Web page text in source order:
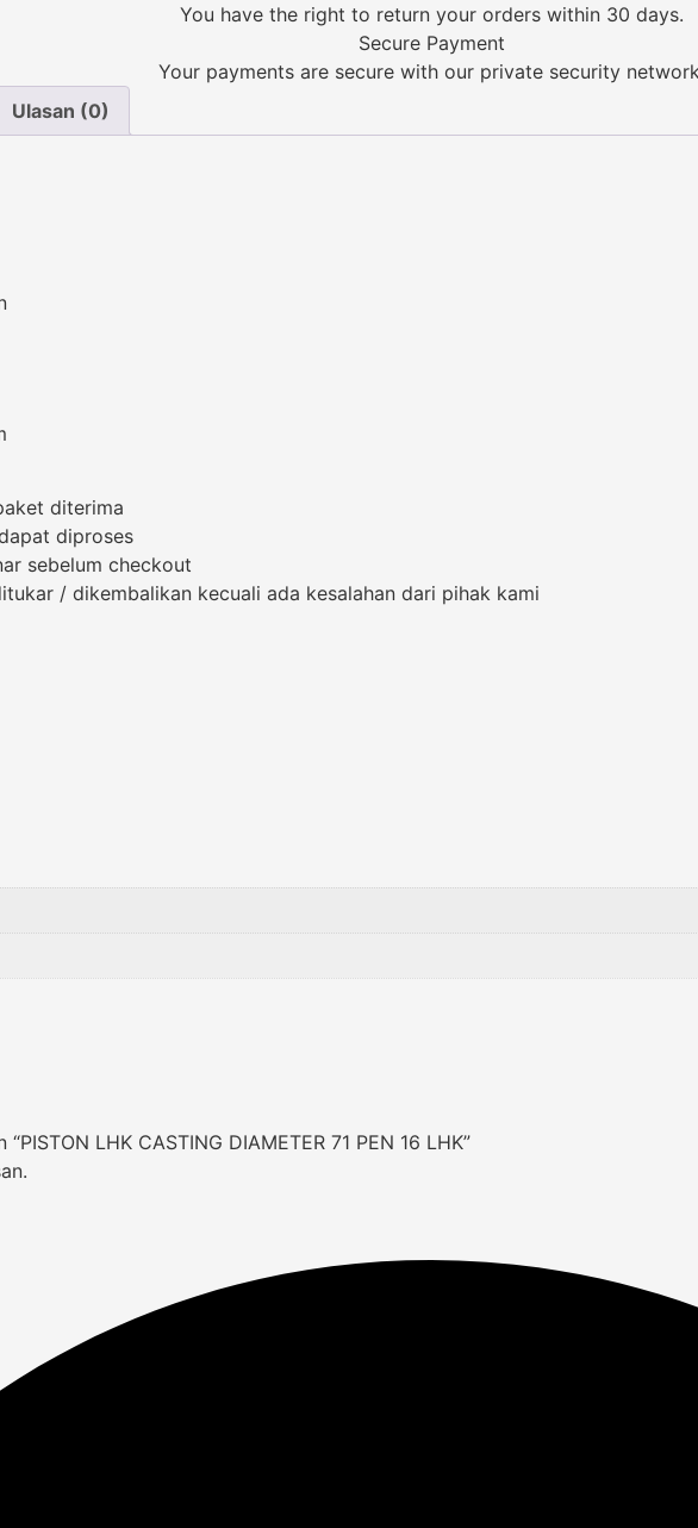
You have the right to return your orders within 30 days.
Secure Payment
Your payments are secure with our private security
Ulasan (0)
diterima
diproses
sebelum checkout
/ dikembalikan kecuali ada kesalahan dari pihak kami
LHK CASTING DIAMETER 71 PEN 16 LHK”